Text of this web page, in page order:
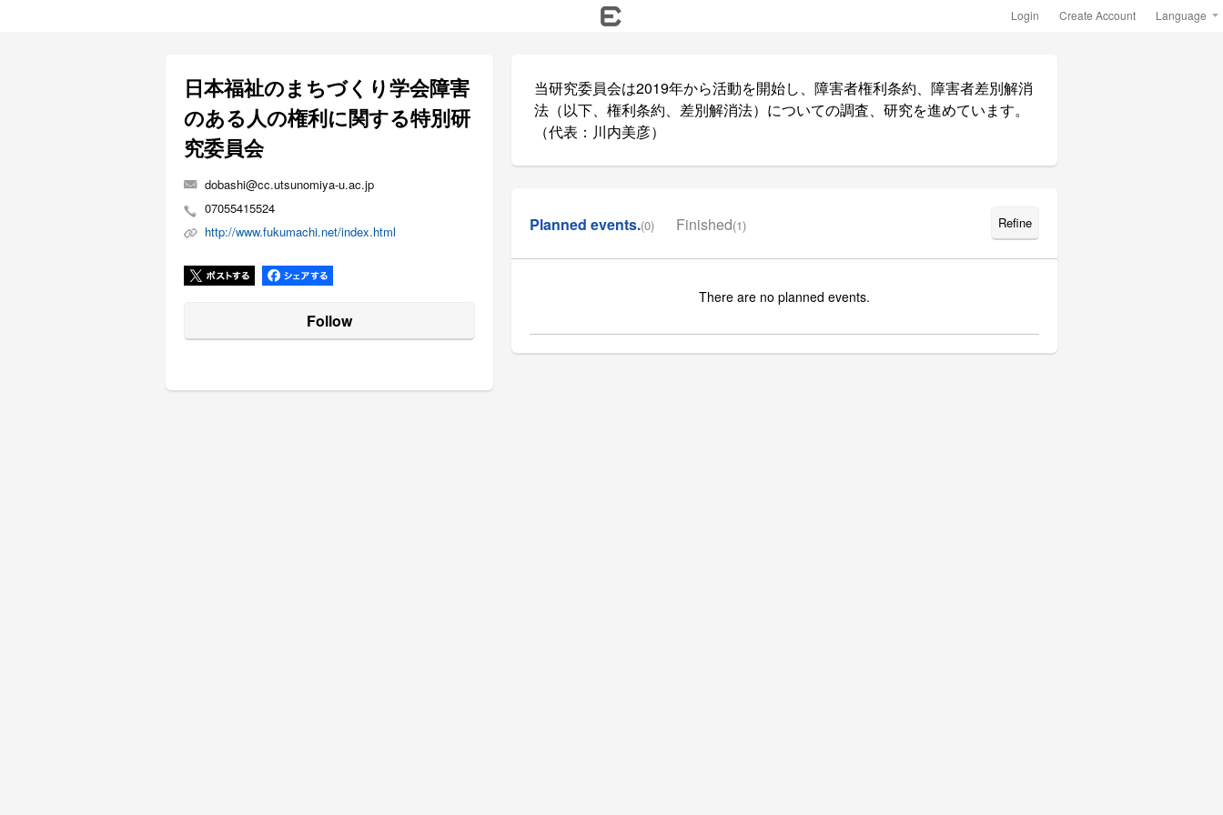
Login Create Account Language
日本福祉のまちづくり学会障害
のある人の権利に関する特別研
究委員会
dobashi@cc.utsunomiya-u.ac.jp
07055415524
http://www.fukumachi.net/index.html
Follow
当研究委員会は2019年から活動を開始し、障害者権利条約、障害者差別解消
法（以下、権利条約、差別解消法）についての調査、研究を進めています。
（代表：川内美彦）
Planned events.(0) Finished(1) Refine
There are no planned events.